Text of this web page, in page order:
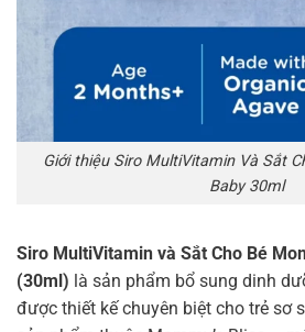
Giới thiệu Siro MultiVitamin Và Sắt
Baby 30ml
Siro MultiVitamin và Sắt Cho Bé
(30ml) là sản phẩm bổ sung dinh
được thiết kế chuyên biệt cho trẻ sơ